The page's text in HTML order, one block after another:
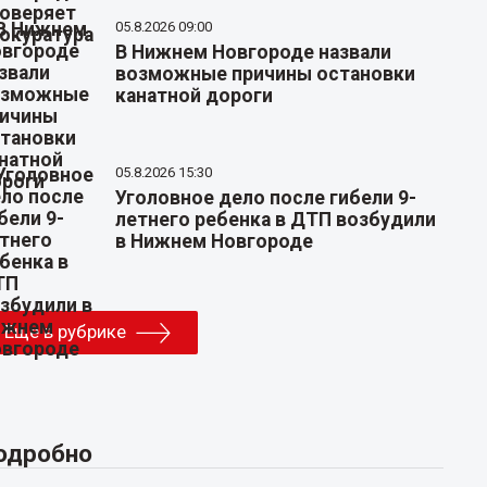
05.8.2026 09:00
В Нижнем Новгороде назвали
возможные причины остановки
канатной дороги
05.8.2026 15:30
Уголовное дело после гибели 9-
летнего ребенка в ДТП возбудили
в Нижнем Новгороде
Еще в рубрике